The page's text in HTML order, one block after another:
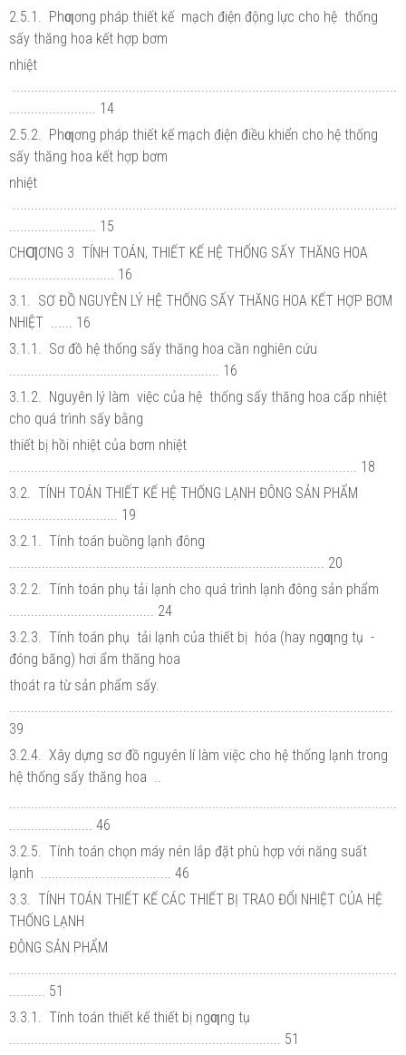
2.5.1. Phƣơng pháp thiết kế mạch điện động lực cho hệ thống
sấy thăng hoa kết hợp bơm
nhiệt
........................ 14
2.5.2. Phƣơng pháp thiết kế mạch điện điều khiển cho hệ thống
sấy thăng hoa kết hợp bơm
nhiệt
........................ 15
CHƢƠNG 3 TÍNH TOÁN, THIẾT KẾ HỆ THỐNG SẤY THĂNG HOA
............................. 16
3.1. SƠ ĐỒ NGUYÊN LÝ HỆ THỐNG SẤY THĂNG HOA KẾT HỢP BƠM
NHIỆT ...... 16
3.1.1. Sơ đồ hệ thống sấy thăng hoa cần nghiên cứu
.......................................................... 16
3.1.2. Nguyên lý làm việc của hệ thống sấy thăng hoa cấp nhiệt
cho quá trình sấy bằng
thiết bị hồi nhiệt của bơm nhiệt
................................................................................................ 18
3.2. TÍNH TOÁN THIẾT KẾ HỆ THỐNG LẠNH ĐÔNG SẢN PHẨM
.............................. 19
3.2.1. Tính toán buồng lạnh đông
....................................................................................... 20
3.2.2. Tính toán phụ tải lạnh cho quá trình lạnh đông sản phẩm
........................................ 24
3.2.3. Tính toán phụ tải lạnh của thiết bị hóa (hay ngƣng tụ -
đóng băng) hơi ẩm thăng hoa
thoát ra từ sản phẩm sấy.
39
3.2.4. Xây dựng sơ đồ nguyên lí làm việc cho hệ thống lạnh trong
hệ thống sấy thăng hoa ..
....................... 46
3.2.5. Tính toán chọn máy nén lắp đặt phù hợp với năng suất
lạnh .................................... 46
3.3. TÍNH TOÁN THIẾT KẾ CÁC THIẾT BỊ TRAO ĐỔI NHIỆT CỦA HỆ
THỐNG LẠNH
ĐÔNG SẢN PHẨM
.......... 51
3.3.1. Tính toán thiết kế thiết bị ngƣng tụ
........................................................................... 51